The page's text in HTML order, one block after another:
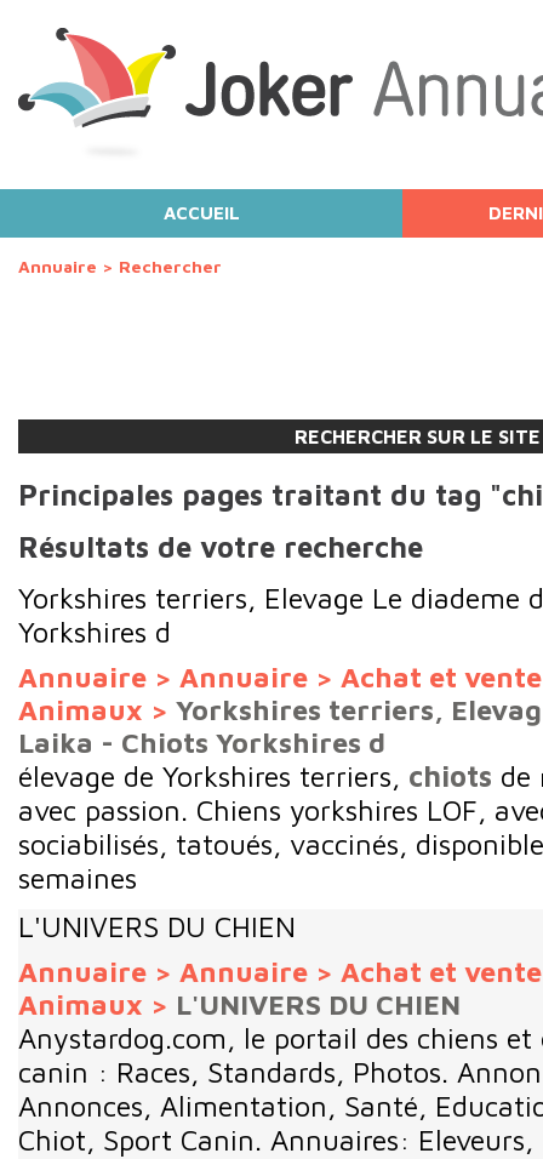
RECHERCHER SUR LE SITE
ACCUEIL
Annuaire > Rechercher
Principales pages traitant du tag
Résultats de votre recherche
Yorkshires terriers, Elevage Le diademe
Yorkshires d
Annuaire > Annuaire > Achat et
Animaux > Yorkshires terriers,
Laika - Chiots Yorkshires d
élevage de Yorkshires terriers, chiots de
avec passion. Chiens yorkshires LOF,
sociabilisés, tatoués, vaccinés,
semaines
L'UNIVERS DU CHIEN
Annuaire > Annuaire > Achat et
Animaux > L'UNIVERS DU CHIEN
Anystardog.com, le portail des chiens
canin : Races, Standards, Photos.
Annonces, Alimentation, Santé,
Chiot, Sport Canin. Annuaires: Eleveurs,